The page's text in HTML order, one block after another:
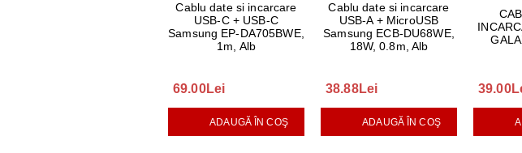
Cablu date si incarcare
USB-C + USB-C
Samsung EP-DA705BWE,
1m, Alb
69.00Lei
ADAUGĂ ÎN COŞ
Cablu date si incarcare
USB-A + MicroUSB
Samsung ECB-DU68WE,
18W, 0.8m, Alb
38.88Lei
ADAUGĂ ÎN COŞ